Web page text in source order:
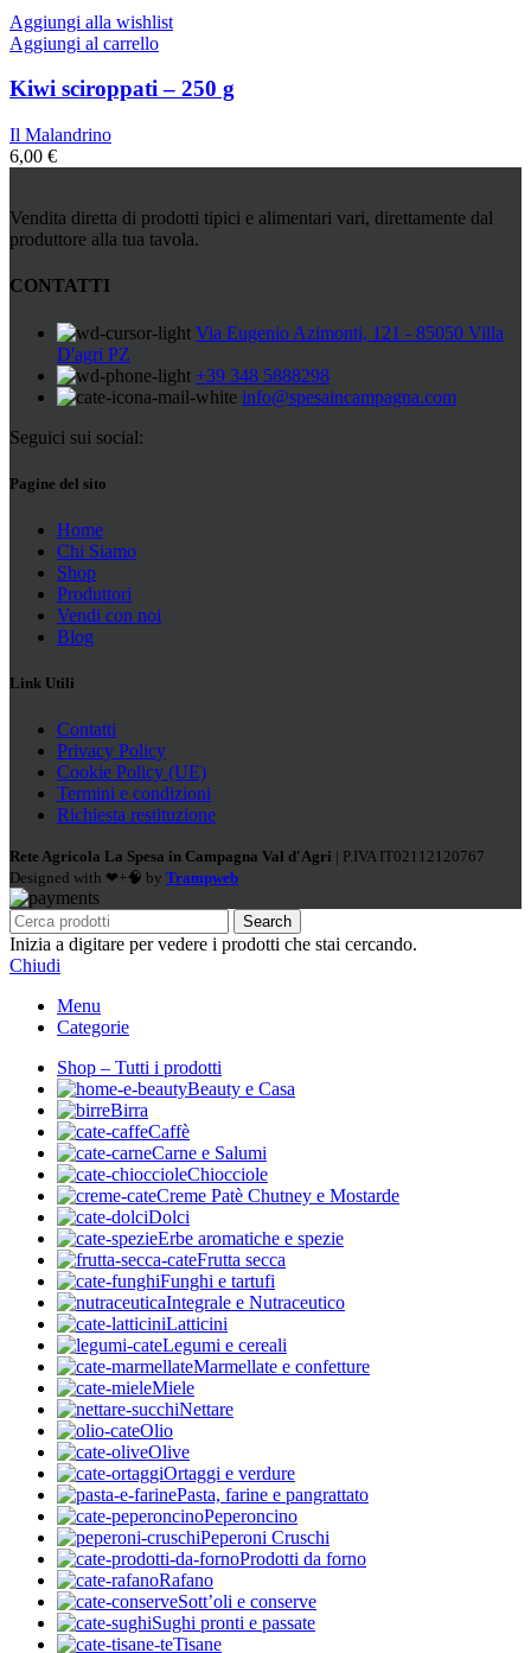
Aggiungi alla wishlist
Aggiungi al carrello
Kiwi sciroppati – 250 g
Il Malandrino
6,00 €
Vendita diretta di prodotti tipici e alimentari vari, direttamente dal
produttore alla tua tavola.
CONTATTI
Via Eugenio Azimonti, 121 - 85050 Villa
D'agri PZ
+39 348 5888298
info@spesaincampagna.com
Seguici sui social:
Pagine del sito
Home
Chi Siamo
Shop
Produttori
Vendi con noi
Blog
Link Utili
Contatti
Privacy Policy
Cookie Policy (UE)
Termini e condizioni
Richiesta restituzione
Rete Agricola La Spesa in Campagna Val d'Agri | P.IVA IT02112120767
Designed with ❤+🧠 by Trampweb
Search
Inizia a digitare per vedere i prodotti che stai cercando.
Chiudi
Menu
Categorie
Shop – Tutti i prodotti
Beauty e Casa
Birra
Caffè
Carne e Salumi
Chiocciole
Creme Patè Chutney e Mostarde
Dolci
Erbe aromatiche e spezie
Frutta secca
Funghi e tartufi
Integrale e Nutraceutico
Latticini
Legumi e cereali
Marmellate e confetture
Miele
Nettare
Olio
Olive
Ortaggi e verdure
Pasta, farine e pangrattato
Peperoncino
Peperoni Cruschi
Prodotti da forno
Rafano
Sott’oli e conserve
Sughi pronti e passate
Tisane